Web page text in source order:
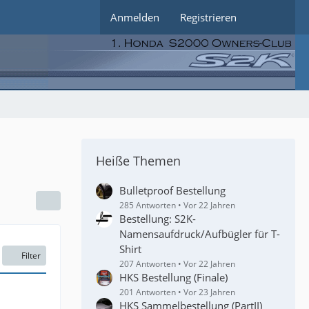
Anmelden Registrieren
Filter
Heiße Themen
Bulletproof Bestellung
285 Antworten Vor 22 Jahren
Bestellung: S2K-
Namensaufdruck/Aufbügler für T-
Shirt
207 Antworten Vor 22 Jahren
HKS Bestellung (Finale)
201 Antworten Vor 23 Jahren
HKS Sammelbestellung (PartII)